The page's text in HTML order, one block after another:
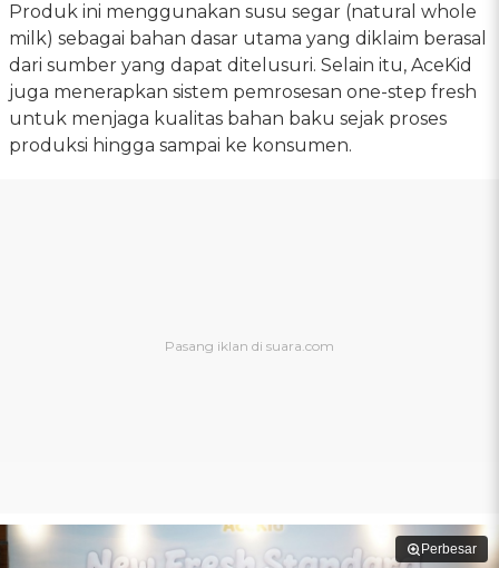
Produk ini menggunakan susu segar (natural whole
milk) sebagai bahan dasar utama yang diklaim berasal
dari sumber yang dapat ditelusuri. Selain itu, AceKid
juga menerapkan sistem pemrosesan one-step fresh
untuk menjaga kualitas bahan baku sejak proses
produksi hingga sampai ke konsumen.
Perbesar